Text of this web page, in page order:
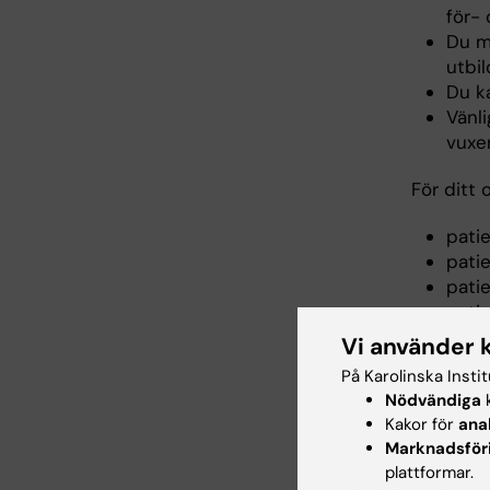
för-
Du
Du
För ditt
Ta med
Vi använder
På Karolinska
Nödvändiga
Kakor för
plattformar.